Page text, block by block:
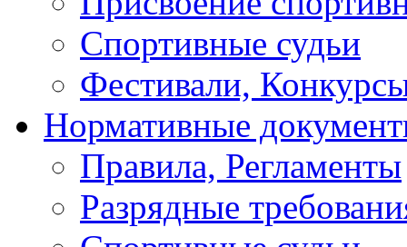
Спортивные судьи
Фестивали,
Нормативные
Правила, Регламенты
Разрядные